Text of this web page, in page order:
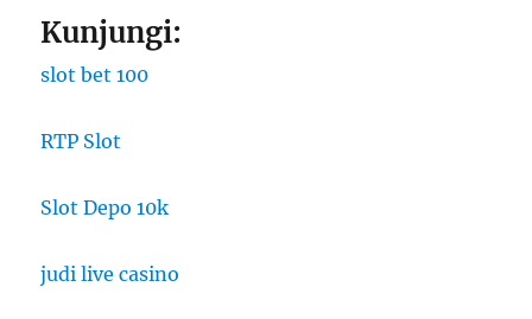
Kunjungi:
slot bet 100
RTP Slot
Slot Depo 10k
judi live casino